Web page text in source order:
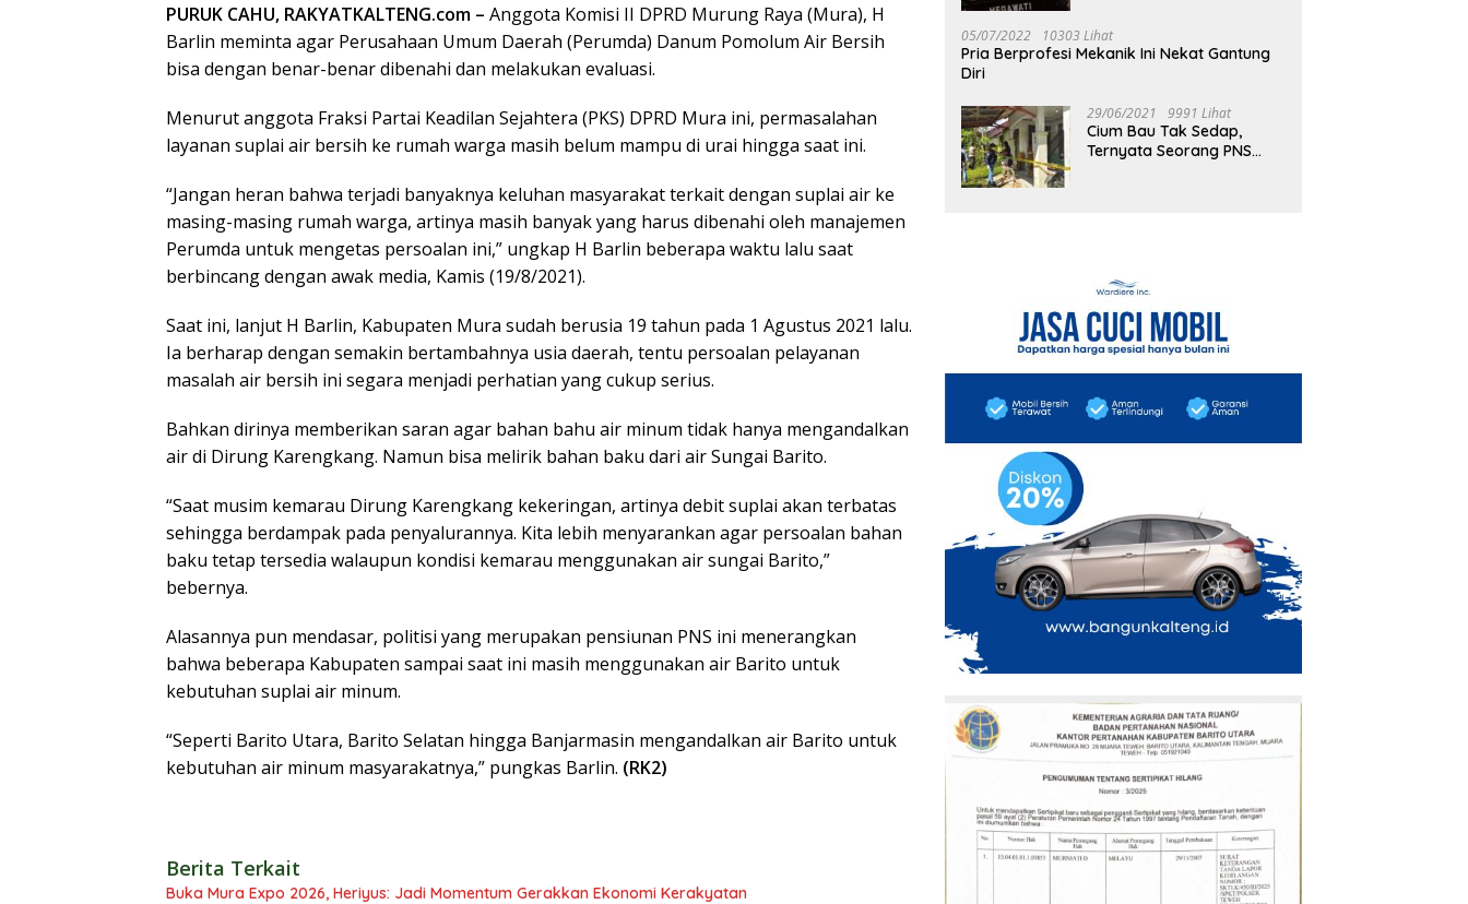
PURUK CAHU, RAKYATKALTENG.com – Anggota Komisi II DPRD Murung Raya (Mura), H
Barlin meminta agar Perusahaan Umum Daerah (Perumda) Danum Pomolum Air Bersih
bisa dengan benar-benar dibenahi dan melakukan evaluasi.
Menurut anggota Fraksi Partai Keadilan Sejahtera (PKS) DPRD Mura ini, permasalahan
layanan suplai air bersih ke rumah warga masih belum mampu di urai hingga saat ini.
“Jangan heran bahwa terjadi banyaknya keluhan masyarakat terkait dengan suplai air ke
masing-masing rumah warga, artinya masih banyak yang harus dibenahi oleh manajemen
Perumda untuk mengetas persoalan ini,” ungkap H Barlin beberapa waktu lalu saat
berbincang dengan awak media, Kamis (19/8/2021).
Saat ini, lanjut H Barlin, Kabupaten Mura sudah berusia 19 tahun pada 1 Agustus 2021 lalu.
Ia berharap dengan semakin bertambahnya usia daerah, tentu persoalan pelayanan
masalah air bersih ini segara menjadi perhatian yang cukup serius.
Bahkan dirinya memberikan saran agar bahan bahu air minum tidak hanya mengandalkan
air di Dirung Karengkang. Namun bisa melirik bahan baku dari air Sungai Barito.
“Saat musim kemarau Dirung Karengkang kekeringan, artinya debit suplai akan terbatas
sehingga berdampak pada penyalurannya. Kita lebih menyarankan agar persoalan bahan
baku tetap tersedia walaupun kondisi kemarau menggunakan air sungai Barito,”
bebernya.
Alasannya pun mendasar, politisi yang merupakan pensiunan PNS ini menerangkan
bahwa beberapa Kabupaten sampai saat ini masih menggunakan air Barito untuk
kebutuhan suplai air minum.
“Seperti Barito Utara, Barito Selatan hingga Banjarmasin mengandalkan air Barito untuk
kebutuhan air minum masyarakatnya,” pungkas Barlin. (RK2)
Berita Terkait
Buka Mura Expo 2026, Heriyus: Jadi Momentum Gerakkan Ekonomi Kerakyatan
05/07/2022 10303 Lihat
Pria Berprofesi Mekanik Ini Nekat Gantung
Diri
29/06/2021 9991 Lihat
Cium Bau Tak Sedap,
Ternyata Seorang PNS